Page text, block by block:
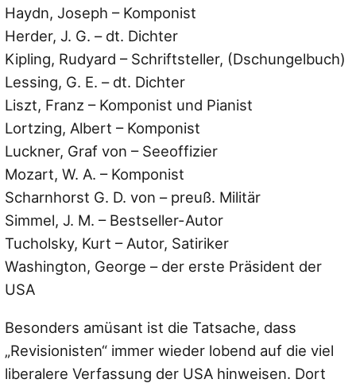
Haydn, Joseph – Komponist
Herder, J. G. – dt. Dichter
Kipling, Rudyard – Schriftsteller, (Dschungelbuch)
Lessing, G. E. – dt. Dichter
Liszt, Franz – Komponist und Pianist
Lortzing, Albert – Komponist
Luckner, Graf von – Seeoffizier
Mozart, W. A. – Komponist
Scharnhorst G. D. von – preuß. Militär
Simmel, J. M. – Bestseller-Autor
Tucholsky, Kurt – Autor, Satiriker
Washington, George – der erste Präsident der
USA
Besonders amüsant ist die Tatsache, dass
„Revisionisten“ immer wieder lobend auf die viel
liberalere Verfassung der USA hinweisen. Dort